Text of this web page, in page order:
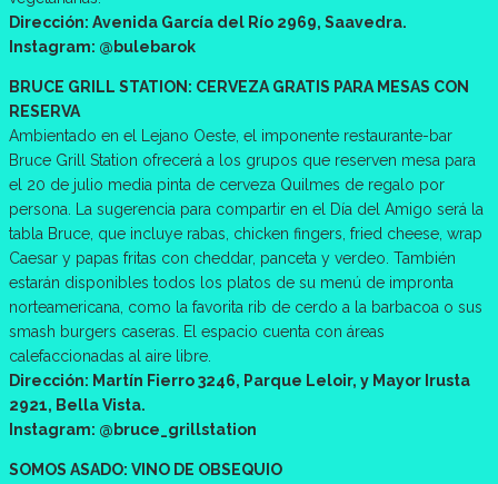
Dirección: Avenida García del Río 2969, Saavedra.
Instagram: @bulebarok
BRUCE GRILL STATION: CERVEZA GRATIS PARA MESAS CON
RESERVA
Ambientado en el Lejano Oeste, el imponente restaurante-bar
Bruce Grill Station ofrecerá a los grupos que reserven mesa para
el 20 de julio media pinta de cerveza Quilmes de regalo por
persona. La sugerencia para compartir en el Día del Amigo será la
tabla Bruce, que incluye rabas, chicken fingers, fried cheese, wrap
Caesar y papas fritas con cheddar, panceta y verdeo. También
estarán disponibles todos los platos de su menú de impronta
norteamericana, como la favorita rib de cerdo a la barbacoa o sus
smash burgers caseras. El espacio cuenta con áreas
calefaccionadas al aire libre.
Dirección: Martín Fierro 3246, Parque Leloir, y Mayor Irusta
2921, Bella Vista.
Instagram: @bruce_grillstation
SOMOS ASADO: VINO DE OBSEQUIO